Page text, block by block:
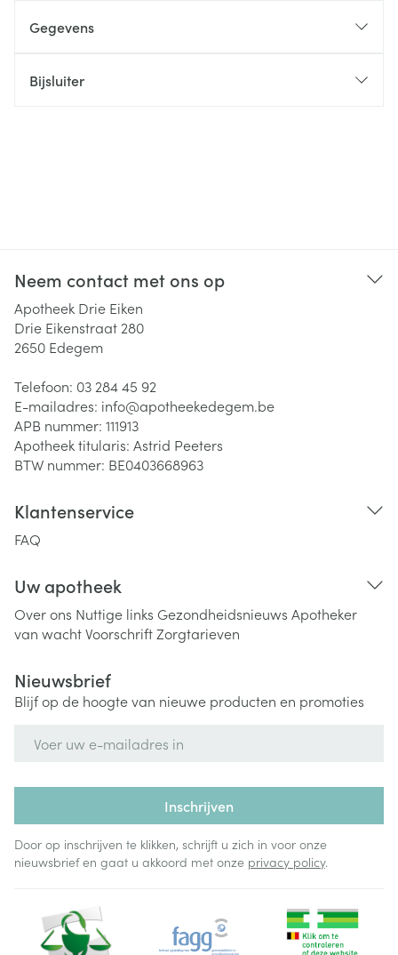
Gegevens
Bijsluiter
Neem contact met ons op
Apotheek Drie Eiken
Drie Eikenstraat 280
2650 Edegem
Telefoon: 03 284 45 92
E-mailadres: info@apotheekedegem.be
APB nummer: 111913
Apotheek titularis: Astrid Peeters
BTW nummer: BE0403668963
Klantenservice
FAQ
Uw apotheek
Over ons Nuttige links Gezondheidsnieuws Apotheker
van wachtVoorschriftZorgtarieven
Nieuwsbrief
Blijf op de hoogte van nieuwe producten en promoties
Inschrijven
Door op inschrijven te klikken, schrijft u zich in voor onze
nieuwsbrief en gaat u akkoord met onze privacy policy.